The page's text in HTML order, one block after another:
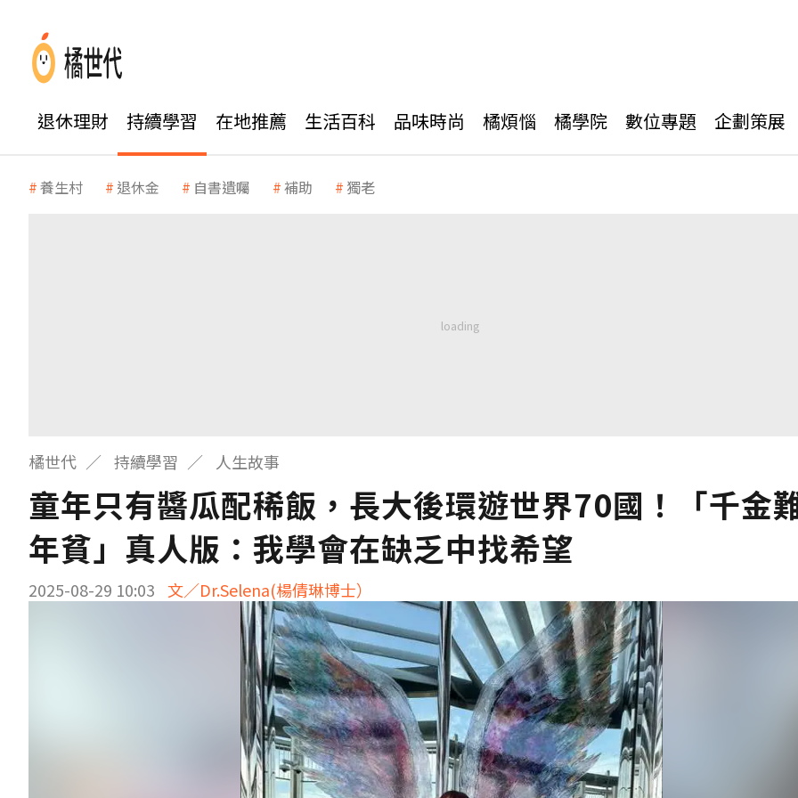
退休理財 持續學習 在地推薦 生活百科 品味時尚 橘煩惱 橘學院 數位專題 企劃策展
養生村 退休金 自書遺囑 補助 獨老
橘世代 持續學習 人生故事
童年只有醬瓜配稀飯，長大後環遊世界70國！「千金
年貧」真人版：我學會在缺乏中找希望
2025-08-29 10:03 文／Dr.Selena(楊倩琳博士）